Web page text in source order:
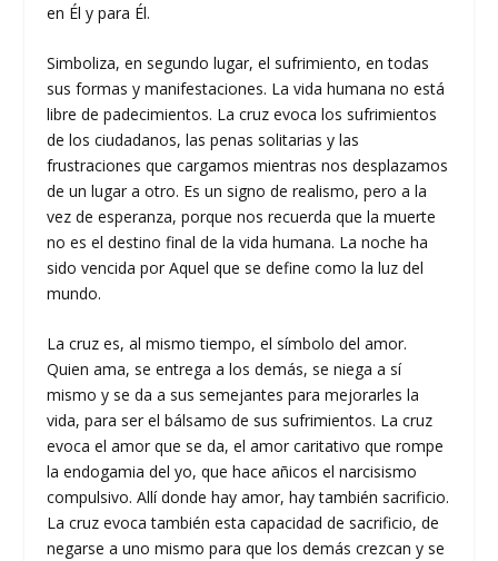
en Él y para Él.
Simboliza, en segundo lugar, el sufrimiento, en todas
sus formas y manifestaciones. La vida humana no está
libre de padecimientos. La cruz evoca los sufrimientos
de los ciudadanos, las penas solitarias y las
frustraciones que cargamos mientras nos desplazamos
de un lugar a otro. Es un signo de realismo, pero a la
vez de esperanza, porque nos recuerda que la muerte
no es el destino final de la vida humana. La noche ha
sido vencida por Aquel que se define como la luz del
mundo.
La cruz es, al mismo tiempo, el símbolo del amor.
Quien ama, se entrega a los demás, se niega a sí
mismo y se da a sus semejantes para mejorarles la
vida, para ser el bálsamo de sus sufrimientos. La cruz
evoca el amor que se da, el amor caritativo que rompe
la endogamia del yo, que hace añicos el narcisismo
compulsivo. Allí donde hay amor, hay también sacrificio.
La cruz evoca también esta capacidad de sacrificio, de
negarse a uno mismo para que los demás crezcan y se